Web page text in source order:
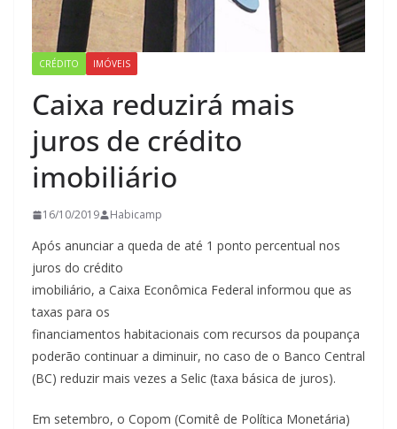
CRÉDITO IMÓVEIS
Caixa reduzirá mais
juros de crédito
imobiliário
16/10/2019 Habicamp
Após anunciar a queda de até 1 ponto percentual nos
juros do crédito
imobiliário, a Caixa Econômica Federal informou que as
taxas para os
financiamentos habitacionais com recursos da poupança
poderão continuar a diminuir, no caso de o Banco Central
(BC) reduzir mais vezes a Selic (taxa básica de juros).
Em setembro, o Copom (Comitê de Política Monetária)